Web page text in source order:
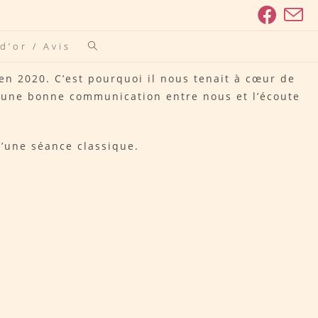
/ Avis
2020. C’est pourquoi il nous tenait à cœur de
bonne communication entre nous et l’écoute
séance classique.